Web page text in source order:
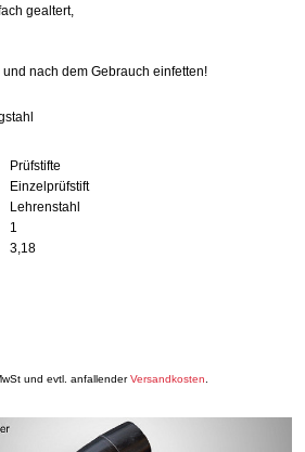
gealtert,
nach dem Gebrauch einfetten!
Prüfstifte
Einzelprüfstift
Lehrenstahl
1
3,18
und evtl. anfallenderVersandkosten